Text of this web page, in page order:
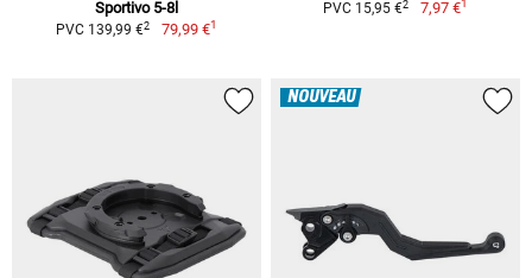
Sportivo 5-8l
PVC 139,99 €2 79,99 €1
PVC 15,95 €2 7,97 €1
NOUVEAU